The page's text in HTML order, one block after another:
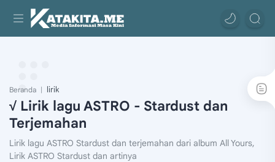
Beranda lirik
√ Lirik lagu ASTRO - Stardust dan
Terjemahan
Lirik lagu ASTRO Stardust dan terjemahan dari album All Yours,
Lirik ASTRO Stardust dan artinya